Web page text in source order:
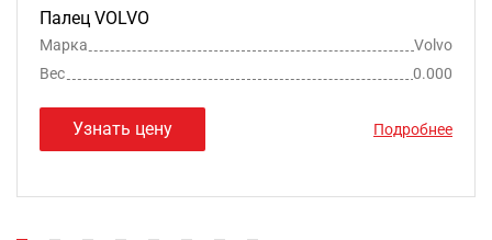
Палец VOLVO
Марка
Volvo
Вес
0.000
Узнать цену Подробнее